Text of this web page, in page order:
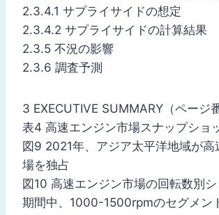
2.3.4.1 サプライサイドの想定
2.3.4.2 サプライサイドの計算結果
2.3.5 不況の影響
2.3.6 調査予測
3 EXECUTIVE SUMMARY（ページ
表4 高速エンジン市場スナップショ
図9 2021年、アジア太平洋地域が高
場を独占
図10 高速エンジン市場の回転数別
期間中、1000-1500rpmのセグメン